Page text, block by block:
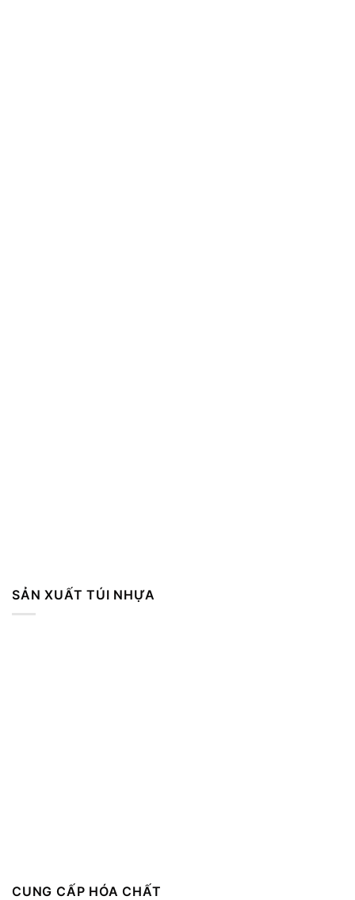
SẢN XUẤT TÚI NHỰA
CUNG CẤP HÓA CHẤT